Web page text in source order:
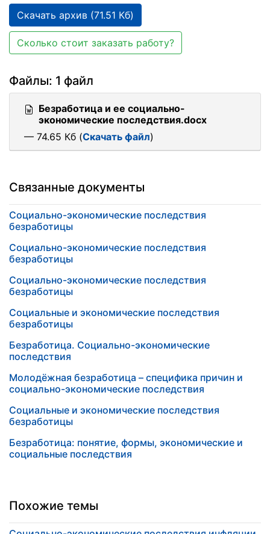
Скачать архив (71.51 Кб)
Сколько стоит заказать работу?
Файлы: 1 файл
Безработица и ее социально-
экономические последствия.docx
— 74.65 Кб (Скачать файл)
Связанные документы
Социально-экономические последствия
безработицы
Социально-экономические последствия
безработицы
Социально-экономические последствия
безработицы
Социальные и экономические последствия
безработицы
Безработица. Социально-экономические
последствия
Молодёжная безработица – специфика причин и
социально-экономические последствия
Социальные и экономические последствия
безработицы
Безработица: понятие, формы, экономические и
социальные последствия
Похожие темы